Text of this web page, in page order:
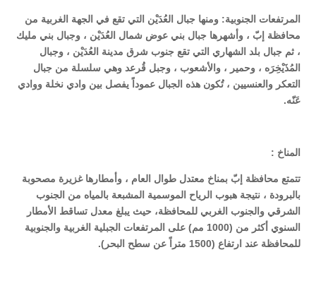
المرتفعات الجنوبية: ومنها جبال العُدَيْن التي تقع في الجهة الغربية من
محافظة إبّ ، وأشهرها جبال بني عوض شمال العُدَيْن ، وجبال بني مليك
، ثم جبال بلد الشهاري التي تقع جنوب شرق مدينة العُدَيْن ، وجبال
المُذَيْخِرَه ، وحمير ، والأشعوب ، وجبل قُرعد وهي سلسلة من جبال
التعكر والعنسيين ، تُكون هذه الجبال عموداً يفصل بين وادي نخلة ووادي
عَنّه.
المناخ :
تتمتع محافظة إبّ بمناخ معتدل طوال العام ، وأمطارها غزيرة مصحوبة
بالبرودة ، نتيجة هبوب الرياح الموسمية المشبعة بالمياه من الجنوب
الشرقي والجنوب الغربي للمحافظة، حيث يبلغ معدل تساقط الأمطار
السنوي أكثر من (1000 مم) على المرتفعات الجبلية الغربية والجنوبية
للمحافظة عند ارتفاع (1500 متراً عن سطح البحر).